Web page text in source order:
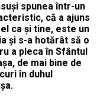
spunea într-un
că a ajuns
ca şi tine, este un
şi s-a hotărât să o
a pleca în Sfântul
de mai bine de
în duhul